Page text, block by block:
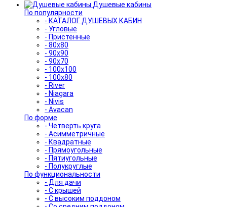
Душевые кабины
По популярности
- КАТАЛОГ ДУШЕВЫХ КАБИН
- Угловые
- Пристенные
- 80x80
- 90x90
- 90x70
- 100x100
- 100x80
- River
- Niagara
- Nivis
- Avacan
По форме
- Четверть круга
- Асимметричные
- Квадратные
- Прямоугольные
- Пятиугольные
- Полукруглые
По функциональности
- Для дачи
- С крышей
- С высоким поддоном